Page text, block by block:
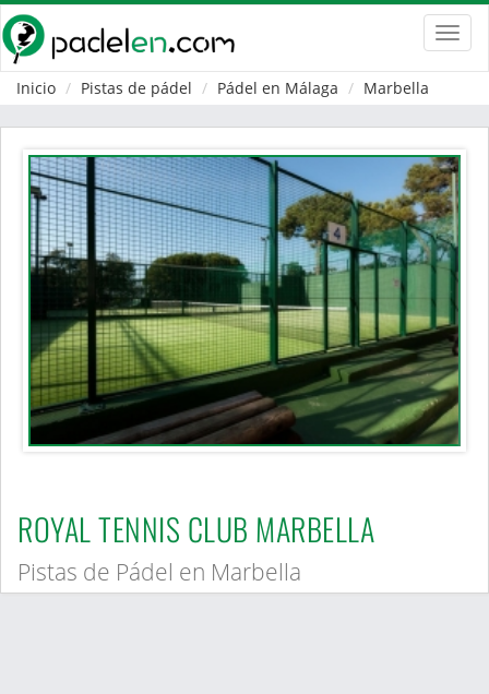
Inicio
Pistas de pádel Pádel en Málaga Marbella
ROYAL TENNIS CLUB MARBELLA
Pistas de Pádel en Marbella